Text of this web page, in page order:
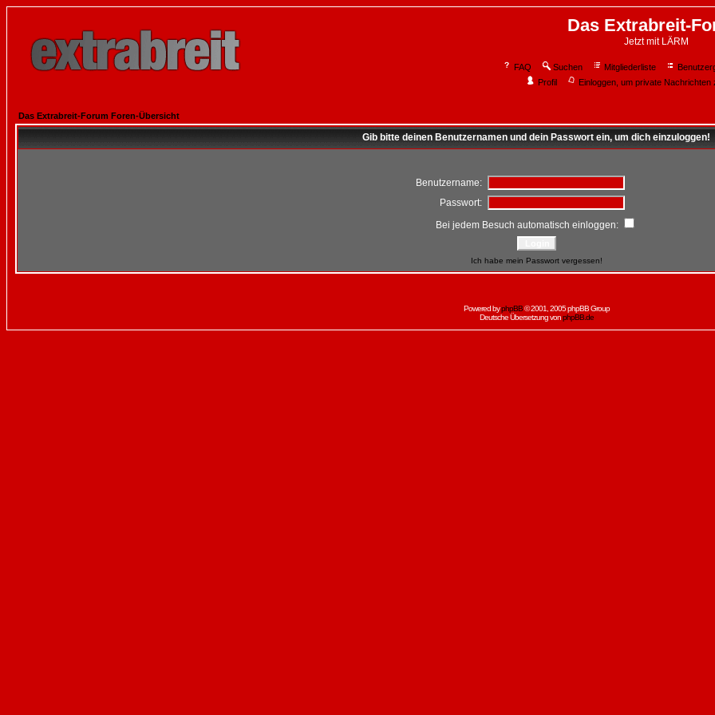
Das Extrabreit-
Jetzt mit LÄRM
FAQ Suchen Mitgliederliste
Profil
Einloggen, um private Nachrichten
Das Extrabreit-Forum Foren-Übersicht
Gib bitte deinen Benutzernamen und dein Passwort ein, um dich einzuloggen!
Benutzername:
Passwort:
Bei jedem Besuch automatisch einloggen:
Ich habe mein Passwort vergessen!
Powered byphpBB© 2001, 2005 phpBB Group
Deutsche Übersetzung vonphpBB.de